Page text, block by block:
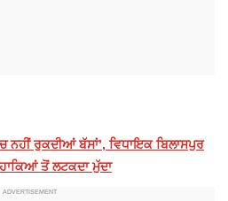
ਨਹੀਂ ਰੁਕਦੀਆਂ ਬੱਸਾਂ’, ਵਿਧਾਇਕ ਬਿਲਾਸਪੁਰ
ਤੋਂ ਲਟਕਦਾ ਮੁੱਦਾ